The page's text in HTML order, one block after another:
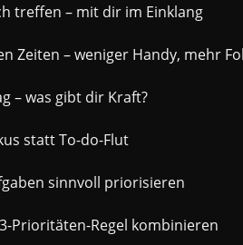
treffen – mit dir im Einklang
Zeiten – weniger Handy, mehr
– was gibt dir Kraft?
statt To-do-Flut
sinnvoll priorisieren
Prioritäten-Regel kombinieren